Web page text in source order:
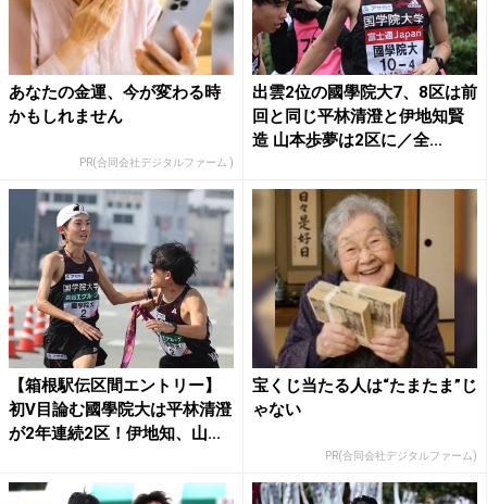
あなたの金運、今が変わる時
かもしれません
PR(合同会社デジタルファーム )
出雲2位の國學院大7、8区は前
回と同じ平林清澄と伊地知賢
造 山本歩夢は2区に／全...
【箱根駅伝区間エントリー】
初V目論む國學院大は平林清澄
が2年連続2区！伊地知、山...
宝くじ当たる人は“たまたま”じ
ゃない
PR(合同会社デジタルファーム)